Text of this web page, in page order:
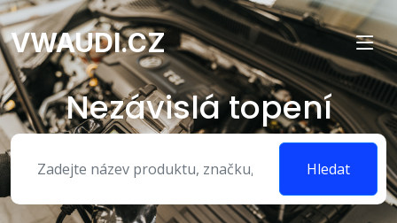
VWAUDI.CZ
Nezávislá topení
Hledat